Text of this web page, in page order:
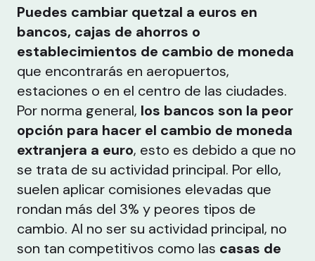
Puedes cambiar quetzal a euros en
bancos, cajas de ahorros o
establecimientos de cambio de moneda
que encontrarás en aeropuertos,
estaciones o en el centro de las ciudades.
Por norma general, los bancos son la peor
opción para hacer el cambio de moneda
extranjera a euro, esto es debido a que no
se trata de su actividad principal. Por ello,
suelen aplicar comisiones elevadas que
rondan más del 3% y peores tipos de
cambio. Al no ser su actividad principal, no
son tan competitivos como las casas de